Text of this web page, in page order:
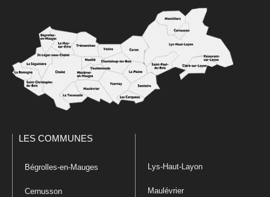
LES COMMUNES
Bégrolles-en-Mauges
Cernusson
Lys-Haut-Layon
Maulévrier